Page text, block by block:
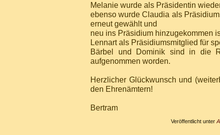
Melanie wurde als Präsidentin
ebenso wurde Claudia als
erneut gewählt und
neu ins Präsidium hinzugekommen
Lennart als Präsidiumsmitglied für
Bärbel und Dominik sind in die
aufgenommen worden.
Herzlicher Glückwunsch und
den Ehrenämtern!
Bertram
Veröffentlicht unter